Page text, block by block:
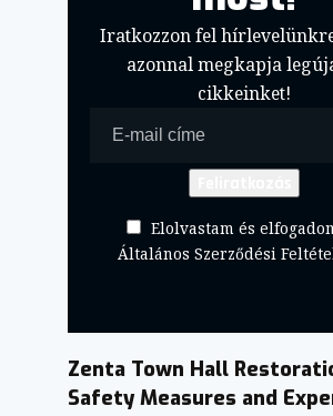
Iratkozzon fel
azonnal megkapja
cikkeinket!
Elolvastam és
Általános Szerződési
Zenta Town Hall
Safety Measures and